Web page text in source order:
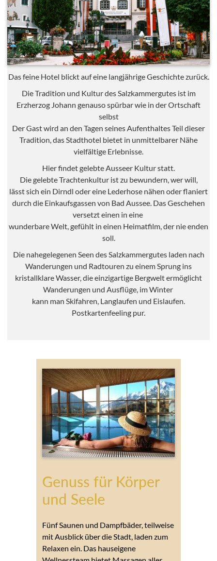
Das feine Hotel blickt auf eine langjährige Geschichte zurück.
Die Tradition und Kultur des Salzkammergutes ist im
Erzherzog Johann genauso spürbar wie in der Ortschaft
selbst
Der Gast wird an den Tagen seines Aufenthaltes Teil dieser
Tradition, das Stadthotel bietet in unmittelbarer Nähe
vielfältige Erlebnisse.
Hier findet gelebte Ausseer Kultur statt.
Die gelebte Trachtenkultur ist zu bewundern, wer will,
lässt sich ein Dirndl oder eine Lederhose nähen oder flaniert
durch die Einkaufsgassen von Bad Aussee. Das Geschehen
versetzt einen in eine
wunderbare Welt, gefühlt in einen Heimatfilm, der nie enden
soll.
Die nahegelegenen Seen des Salzkammergutes laden nach
Wanderungen und Radtouren zu einem Sprung ins
kristallklare Wasser, die einzigartige Bergwelt ermöglicht
Wanderungen und Ausflüge, im Winter
kann man Skifahren, Langlaufen und Eislaufen.
Postkartenfeeling pur.
Genuss für Körper
und Seele
Fünf Saunen und Dampfbäder, teilweise
mit Ausblick über die Stadt, laden zum
Relaxen ein. Das hauseigene